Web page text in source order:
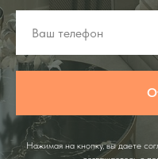
Нажимая на кнопку, вы даете